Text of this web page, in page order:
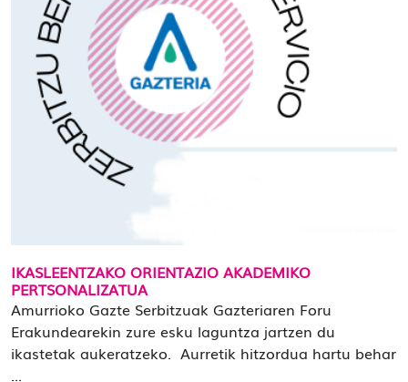
IKASLEENTZAKO ORIENTAZIO AKADEMIKO
PERTSONALIZATUA
Amurrioko Gazte Serbitzuak Gazteriaren Foru
Erakundearekin zure esku laguntza jartzen du
ikastetak aukeratzeko. Aurretik hitzordua hartu behar
...